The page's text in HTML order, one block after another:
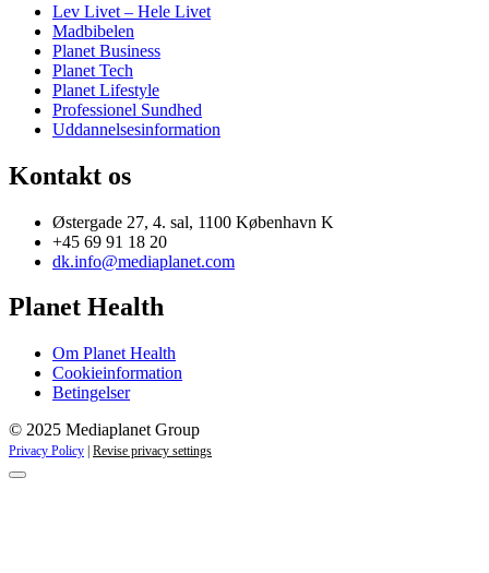
Lev Livet – Hele Livet
Madbibelen
Planet Business
Planet Tech
Planet Lifestyle
Professionel Sundhed
Uddannelsesinformation
Kontakt os
Østergade 27, 4. sal, 1100 København K
+45 69 91 18 20
dk.info@mediaplanet.com
Planet Health
Om Planet Health
Cookieinformation
Betingelser
© 2025 Mediaplanet Group
Privacy Policy Revise privacy settings